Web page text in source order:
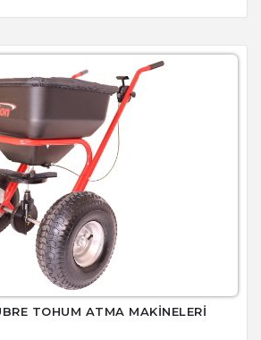
TOHUM ATMA MAKİNELERİ